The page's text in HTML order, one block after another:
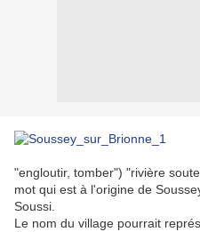
"engloutir, tomber") "rivière
mot qui est à l'origine de
Soussi.
Le nom du village pourrait